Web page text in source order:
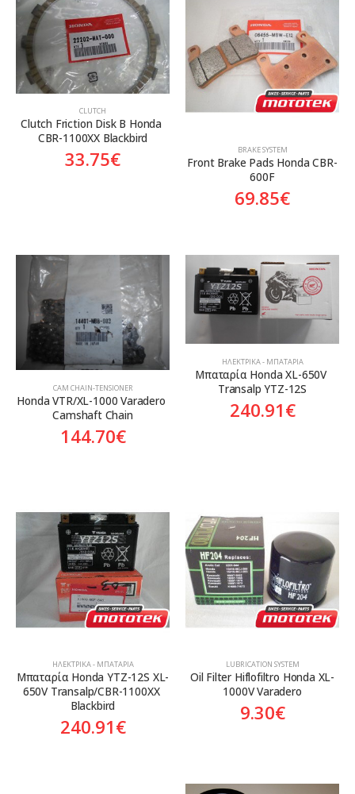
CLUTCH
Clutch Friction Disk B Honda
CBR-1100XX Blackbird
33.75€ BRAKE SYSTEM
Front Brake Pads Honda CBR-
600F
69.85€
CAM CHAIN-TENSIONER
Honda VTR/XL-1000 Varadero
Camshaft Chain
144.70€
ΗΛΕΚΤΡΙΚΆ - ΜΠΑΤΑΡΊΑ
Mπαταρία Honda XL-650V
Transalp YTZ-12S
240.91€
ΗΛΕΚΤΡΙΚΆ - ΜΠΑΤΑΡΊΑ
Mπαταρία Honda YTZ-12S XL-
650V Transalp/CBR-1100XX
Blackbird
240.91€
LUBRICATION SYSTEM
Oil Filter Hiflofiltro Honda XL-
1000V Varadero
9.30€